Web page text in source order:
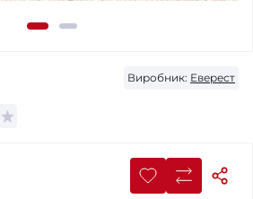
Виробник: Еверест